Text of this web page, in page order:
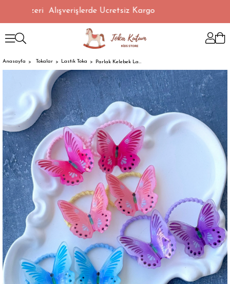
Üzeri Alışverişlerde Ücretsiz Kargo
Anasayfa Tokalar Lastik Toka Parlak Kelebek Lastik